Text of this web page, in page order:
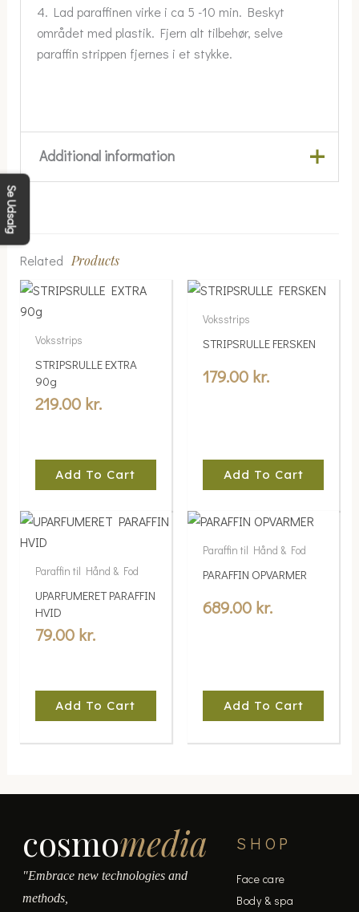
4. Lad paraffinen virke i ca 5 -10 min. Beskyt
området med plastik. Fjern alt tilbehør, selve
paraffin strippen fjernes i et stykke.
Additional information
Related Products
Voksstrips
STRIPSRULLE EXTRA
90g
219.00 kr.
Add To Cart
Voksstrips
STRIPSRULLE FERSKEN
179.00 kr.
Add To Cart
Paraffin til Hånd & Fod
UPARFUMERET PARAFFIN
HVID
79.00 kr.
Add To Cart
Paraffin til Hånd & Fod
PARAFFIN OPVARMER
689.00 kr.
Add To Cart
cosmomedia
"Embrace new technologies and
methods,
SHOP
Face care
Body & spa
Se Udsalg